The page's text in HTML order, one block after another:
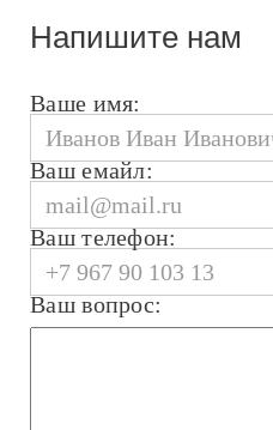
Напишите нам
Ваше имя:
Ваш емайл:
Ваш телефон:
Ваш вопрос: